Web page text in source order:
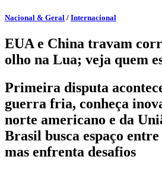
Nacional & Geral / Internacional
EUA e China travam
olho na Lua; veja quem
Primeira disputa
guerra fria, conheça
norte americano e da
Brasil busca espaço
mas enfrenta desafios